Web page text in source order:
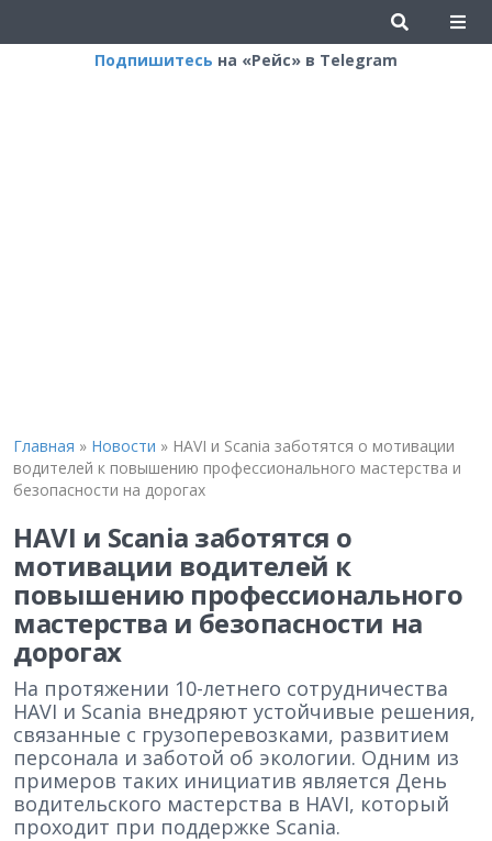
Подпишитесь на «Рейс» в Telegram
Главная » Новости » HAVI и Scania заботятся о мотивации
водителей к повышению профессионального мастерства и
безопасности на дорогах
HAVI и Scania заботятся о
мотивации водителей к
повышению профессионального
мастерства и безопасности на
дорогах
На протяжении 10-летнего сотрудничества
HAVI и Scania внедряют устойчивые решения,
связанные с грузоперевозками, развитием
персонала и заботой об экологии. Одним из
примеров таких инициатив является День
водительского мастерства в HAVI, который
проходит при поддержке Scania.